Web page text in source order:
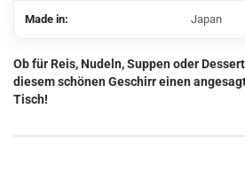
Made in: Japan
Ob für Reis, Nudeln, Suppen oder
diesem schönen Geschirr einen
Tisch!